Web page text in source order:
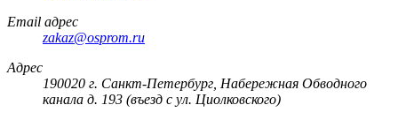
Email адрес
zakaz@osprom.ru
Адрес
190020 г. Санкт-Петербург, Набережная Обводного
канала д. 193 (въезд с ул. Циолковского)